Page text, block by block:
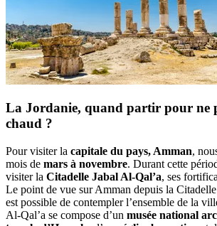
La Jordanie, quand partir pour ne
chaud ?
Pour visiter la capitale du pays, Amman,
mois de mars à novembre. Durant cette
visiter la Citadelle Jabal Al-Qal’a, ses
Le point de vue sur Amman depuis la
est possible de contempler l’ensemble de la
Al-Qal’a se compose d’un musée national